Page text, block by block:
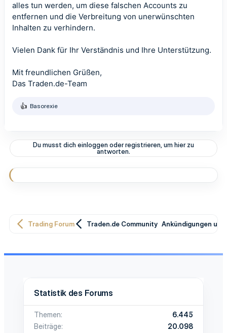
alles tun werden, um diese falschen Accounts zu
entfernen und die Verbreitung von unerwünschten
Inhalten zu verhindern.
Vielen Dank für Ihr Verständnis und Ihre Unterstützung.
Mit freundlichen Grüßen,
Das Traden.de-Team
R
t
o
n
n
Basorexie
Du musst dich einloggen oder registrieren, um hier zu
antworten.
Trading Forum Traden.de Community Ankündigungen
Statistik des Forums
Themen
6.445
Beiträge
20.098